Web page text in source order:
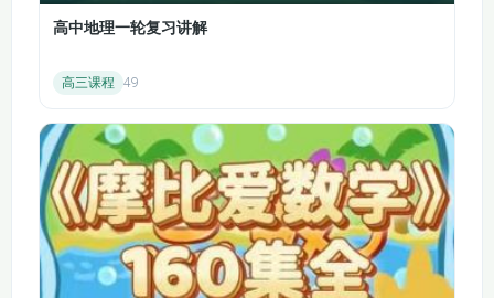
简答题、实验题等），掌握不同题型的解题思路和答
服学习中的难点和易错点，提高学生的应试能力。
三、课程内容
分子与细胞：
细胞的分子组成：
复习组成细胞的元素和化合物，包括蛋白质、核酸、
高中地理一轮复习讲解
高三课程 49